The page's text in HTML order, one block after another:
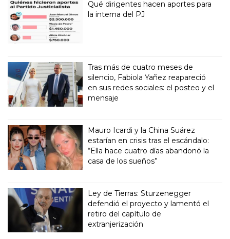
Qué dirigentes hacen aportes para
la interna del PJ
Tras más de cuatro meses de
silencio, Fabiola Yañez reapareció
en sus redes sociales: el posteo y el
mensaje
Mauro Icardi y la China Suárez
estarían en crisis tras el escándalo:
“Ella hace cuatro días abandonó la
casa de los sueños”
Ley de Tierras: Sturzenegger
defendió el proyecto y lamentó el
retiro del capítulo de
extranjerización